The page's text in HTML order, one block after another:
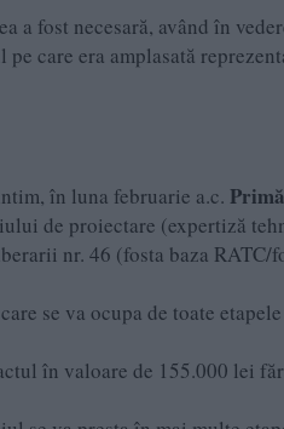
a fost necesară, având în
pe care era amplasată
în luna februarie a.c.
de proiectare (expertiză
nr. 46 (fosta baza RATC/
se va ocupa de toate
în valoare de 155.000 lei